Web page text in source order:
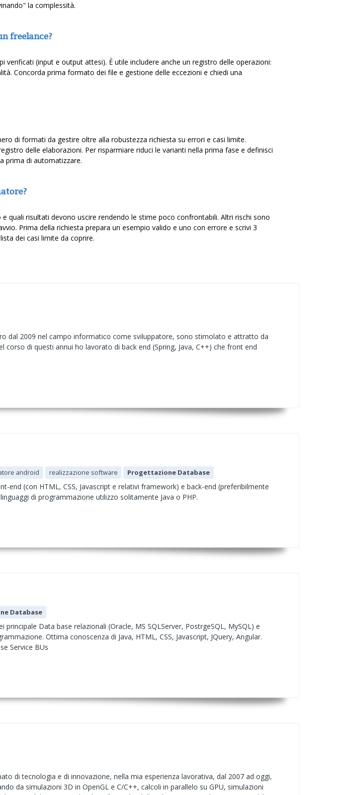
la complessità.
freelance?
(input e output attesi). È utile includere anche un registro delle operazioni:
Concorda prima formato dei file e gestione delle eccezioni e chiedi una
di formati da gestire oltre alla robustezza richiesta su errori e casi limite.
delle elaborazioni. Per risparmiare riduci le varianti nella prima fase e definisci
prima di automatizzare.
quali risultati devono uscire rendendo le stime poco confrontabili. Altri rischi sono
Prima della richiesta prepara un esempio valido e uno con errore e scrivi 3
dei casi limite da coprire.
dal 2009 nel campo informatico come sviluppatore, sono stimolato e attratto da
di questi annui ho lavorato di back end (Spring, Java, C++) che front end
android realizzazione software Progettazione Database
end (con HTML, CSS, Javascript e relativi framework) e back-end (preferibilmente
di programmazione utilizzo solitamente Java o PHP.
Database
Data base relazionali (Oracle, MS SQLServer, PostrgeSQL, MySQL) e
Ottima conoscenza di Java, HTML, CSS, Javascript, JQuery, Angular.
Service BUs
di tecnologia e di innovazione, nella mia esperienza lavorativa, dal 2007 ad oggi,
da simulazioni 3D in OpenGL e C/C++, calcoli in parallelo su GPU, simulazioni